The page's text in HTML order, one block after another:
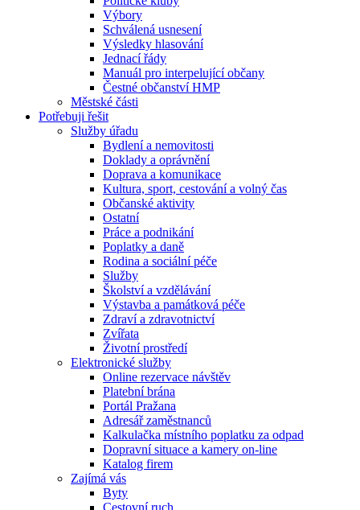
Výbory
Schválená usnesení
Výsledky hlasování
Jednací řády
Manuál pro interpelující občany
Čestné občanství HMP
Městské části
Potřebuji řešit
Služby úřadu
Bydlení a nemovitosti
Doklady a oprávnění
Doprava a komunikace
Kultura, sport, cestování a volný čas
Občanské aktivity
Ostatní
Práce a podnikání
Poplatky a daně
Rodina a sociální péče
Služby
Školství a vzdělávání
Výstavba a památková péče
Zdraví a zdravotnictví
Zvířata
Životní prostředí
Elektronické služby
Online rezervace návštěv
Platební brána
Portál Pražana
Adresář zaměstnanců
Kalkulačka místního poplatku za odpad
Dopravní situace a kamery on-line
Katalog firem
Zajímá vás
Byty
Cestovní ruch